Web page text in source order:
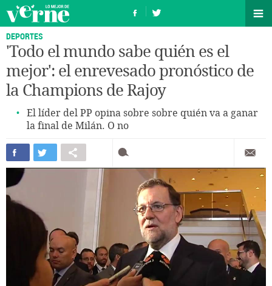
DEPORTES
'Todo el mundo sabe quién es el
mejor': el enrevesado pronóstico de
la Champions de Rajoy
El líder del PP opina sobre sobre quién va a ganar
la final de Milán. O no